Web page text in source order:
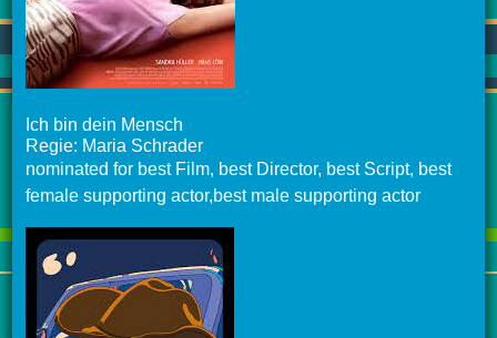
Ich bin dein Mensch
Regie: Maria Schrader
nominated for best Film, best Director, best Script, best
female supporting actor,best male supporting actor